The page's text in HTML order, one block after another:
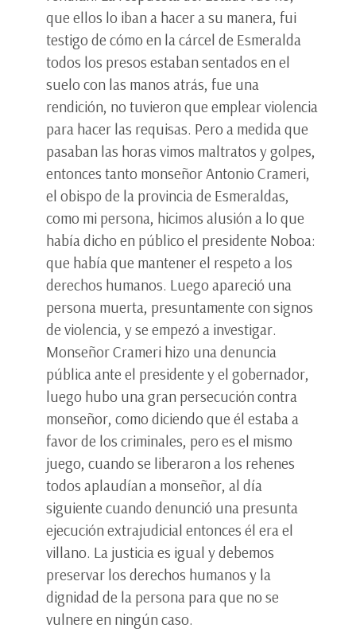
que ellos lo iban a hacer a su manera, fui
testigo de cómo en la cárcel de Esmeralda
todos los presos estaban sentados en el
suelo con las manos atrás, fue una
rendición, no tuvieron que emplear violencia
para hacer las requisas. Pero a medida que
pasaban las horas vimos maltratos y golpes,
entonces tanto monseñor Antonio Crameri,
el obispo de la provincia de Esmeraldas,
como mi persona, hicimos alusión a lo que
había dicho en público el presidente Noboa:
que había que mantener el respeto a los
derechos humanos. Luego apareció una
persona muerta, presuntamente con signos
de violencia, y se empezó a investigar.
Monseñor Crameri hizo una denuncia
pública ante el presidente y el gobernador,
luego hubo una gran persecución contra
monseñor, como diciendo que él estaba a
favor de los criminales, pero es el mismo
juego, cuando se liberaron a los rehenes
todos aplaudían a monseñor, al día
siguiente cuando denunció una presunta
ejecución extrajudicial entonces él era el
villano. La justicia es igual y debemos
preservar los derechos humanos y la
dignidad de la persona para que no se
vulnere en ningún caso.